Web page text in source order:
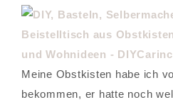
Meine Obstkisten habe ich
bekommen, er hatte noch